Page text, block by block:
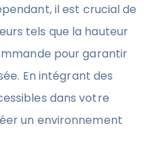
il est crucial de
tels que la hauteur
pour garantir
En intégrant des
dans votre
un environnement